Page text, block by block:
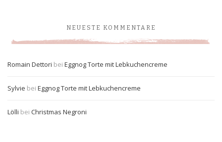
NEUESTE KOMMENTARE
Romain Dettori bei Eggnog Torte mit Lebkuchencreme
Sylvie bei Eggnog Torte mit Lebkuchencreme
Lölli bei Christmas Negroni